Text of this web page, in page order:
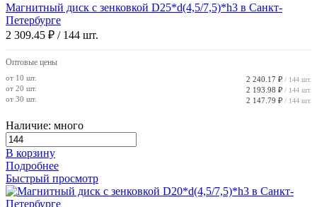
Магнитный диск с зенковкой D25*d(4,5/7,5)*h3 в Санкт-
Петербурге
2 309.45 ₽ / 144 шт.
Оптовые цены
от 10 шт. 2 240.17 ₽ / 144 шт.
от 20 шт. 2 193.98 ₽ / 144 шт.
от 30 шт. 2 147.79 ₽ / 144 шт.
Наличие: много
В корзину
Подробнее
Быстрый просмотр